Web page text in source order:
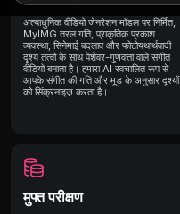
अत्याधुनिक वीडियो जेनरेशन मॉडल पर निर्मित,
MyIMG तरल गति, प्राकृतिक प्रकाश
व्यवस्था, सिनेमाई बदलाव और फोटोयथार्थवादी
दृश्य तत्वों के साथ पेशेवर-गुणवत्ता वाले संगीत
वीडियो बनाता है। हमारा AI स्वचालित रूप से
आपके संगीत की गति और मूड के अनुसार दृश्यों
को सिंक्रनाइज़ करता है।
मुफ्त परीक्षण